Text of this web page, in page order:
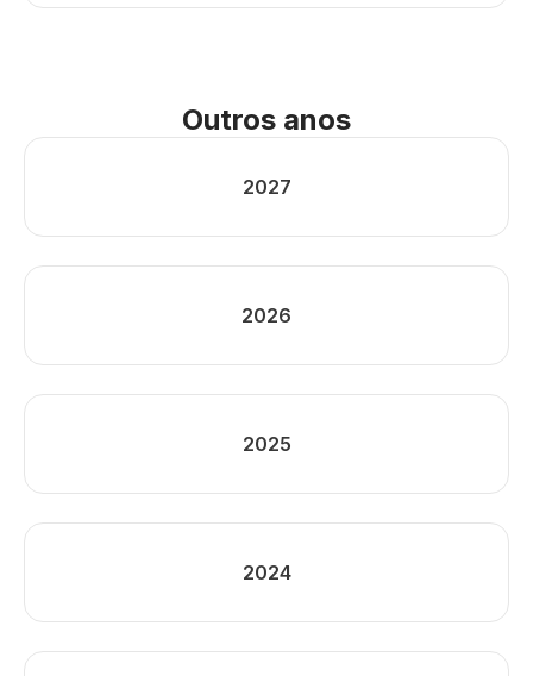
Outros anos
2027
2026
2025
2024